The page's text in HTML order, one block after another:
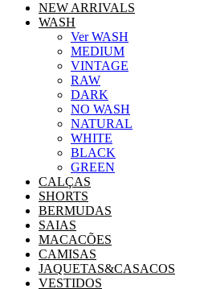
NEW ARRIVALS
WASH
Ver WASH
MEDIUM
VINTAGE
RAW
DARK
NO WASH
NATURAL
WHITE
BLACK
GREEN
CALÇAS
SHORTS
BERMUDAS
SAIAS
MACACÕES
CAMISAS
JAQUETAS&CASACOS
VESTIDOS